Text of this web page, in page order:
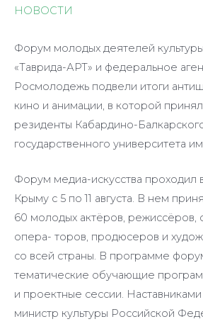
НОВОСТИ
Форум молодых деятелей культуры
«Таврида-АРТ» и федеральное
Росмолодежь подвели итоги
кино и анимации, в которой
резиденты Кабардино-
государственного университета
Форум медиа-искусства проходил
Крыму с 5 по 11 августа. В нем
60 молодых актёров, режиссёров,
опера- торов, продюсеров и
со всей страны. В программе
тематические обучающие
и проектные сессии.
министр культуры Российской